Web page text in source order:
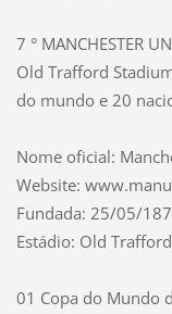
7 ° MANCHESTER
Old Trafford
do mundo e 20
Nome oficial:
Website:
Fundada: 25/05/
Estádio: Old
01 Copa do Mundo